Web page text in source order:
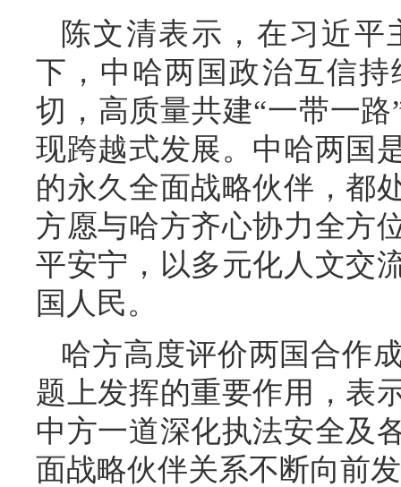
陈文清表示，在习近
下，中哈两国政治互信
切，高质量共建“一带一
现跨越式发展。中哈两国
的永久全面战略伙伴，都
方愿与哈方齐心协力全方
平安宁，以多元化人文交
国人民。
哈方高度评价两国合作
题上发挥的重要作用，表
中方一道深化执法安全及
面战略伙伴关系不断向前